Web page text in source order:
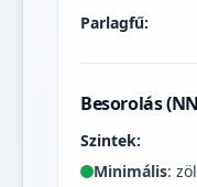
Parlagfű:
Besorolás
Szintek:
Minimális: